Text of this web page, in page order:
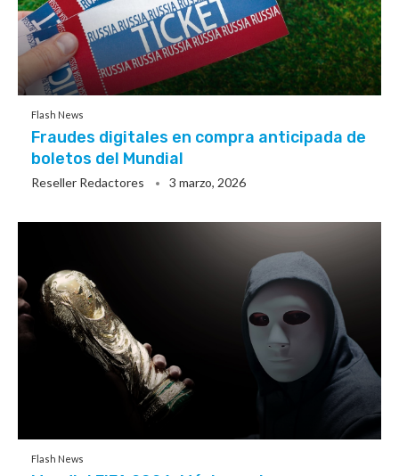
Flash News
Fraudes digitales en compra anticipada de
boletos del Mundial
Reseller Redactores 3 marzo, 2026
Flash News